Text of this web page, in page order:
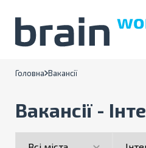
Головна Вакансії
Вакансії -